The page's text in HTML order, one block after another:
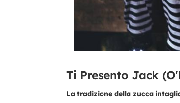
Ti Presento Jack
La tradizione della zucca